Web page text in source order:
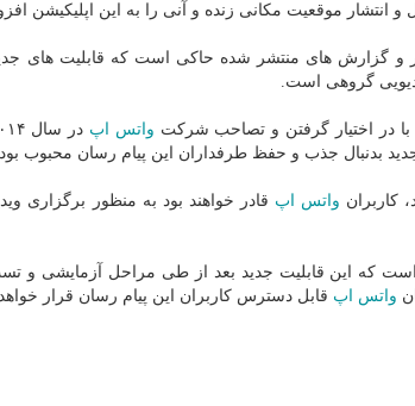
و انتشار موقعیت مكانی زنده و آنی را به این اپلیكیشن
و گزارش های منتشر شده حاكی است كه قابلیت های
گروهی است.
در اختیار گرفتن و تصاحب شركت واتس اپ
جدید بدنبال جذب و حفظ طرفداران این پیام رسان محبوب
كاربران واتس اپ قادر خواهند بود به منظور برگزاری
كه این قابلیت جدید بعد از طی مراحل آزمایشی و
واتس اپ قابل دسترس كاربران این پیام رسان قرار